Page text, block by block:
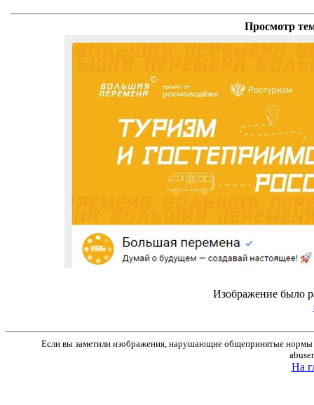
Просмотр
Изображение было
Если вы заметили изображения, нарушающие общепринятые нормы
На